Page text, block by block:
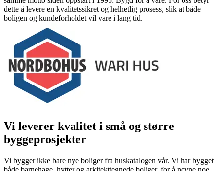
dette å levere en kvalitetssikret og helhetlig prosess, slik at både
boligen og kundeforholdet vil vare i lang tid.
Vi leverer kvalitet i små og større
byggeprosjekter
Vi bygger ikke bare nye boliger fra huskatalogen vår. Vi har bygget
både barnehage, hytter og arkitekttegnede boliger, for å nevne noe.